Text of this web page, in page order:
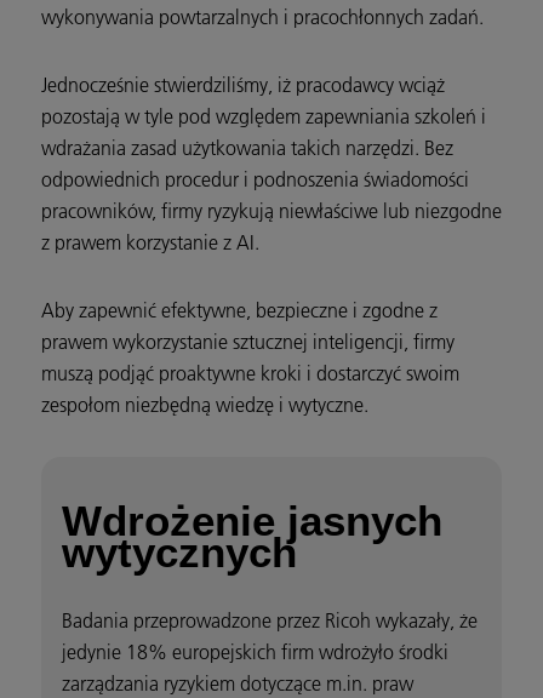
wykonywania powtarzalnych i pracochłonnych zadań.
Jednocześnie stwierdziliśmy, iż pracodawcy wciąż
pozostają w tyle pod względem zapewniania szkoleń i
wdrażania zasad użytkowania takich narzędzi. Bez
odpowiednich procedur i podnoszenia świadomości
pracowników, firmy ryzykują niewłaściwe lub niezgodne
z prawem korzystanie z AI.
Aby zapewnić efektywne, bezpieczne i zgodne z
prawem wykorzystanie sztucznej inteligencji, firmy
muszą podjąć proaktywne kroki i dostarczyć swoim
zespołom niezbędną wiedzę i wytyczne.
Wdrożenie jasnych
wytycznych
Badania przeprowadzone przez Ricoh wykazały, że
jedynie 18% europejskich firm wdrożyło środki
zarządzania ryzykiem dotyczące m.in. praw